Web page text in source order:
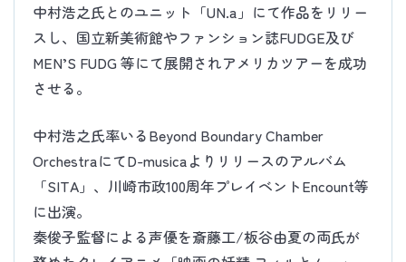
中村浩之氏とのユニット「UN.a」にて作品をリリー
スし、国立新美術館やファンション誌FUDGE及び
MEN’S FUDG 等にて展開されアメリカツアーを成功
させる。
中村浩之氏率いるBeyond Boundary Chamber
OrchestraにてD-musicaよりリリースのアルバム
「SITA」、川崎市政100周年プレイベントEncount等
に出演。
秦俊子監督による声優を斎藤工/板谷由夏の両氏が